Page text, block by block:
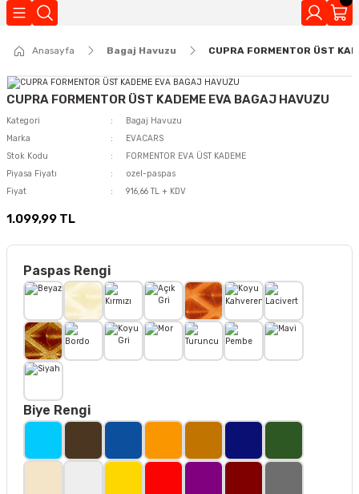
Anasayfa Bagaj Havuzu CUPRA FORMENTOR ÜST
CUPRA FORMENTOR ÜST KADEME EVA BAGAJ HAVUZU
Kategori
Bagaj Havuzu
Marka
EVACARS
Stok Kodu
FORMENTOR EVA ÜST KADEME
Piyasa Fiyatı
ozel-paspas
Fiyat
916,66 TL + KDV
1.099,99 TL
Paspas Rengi
Biye Rengi